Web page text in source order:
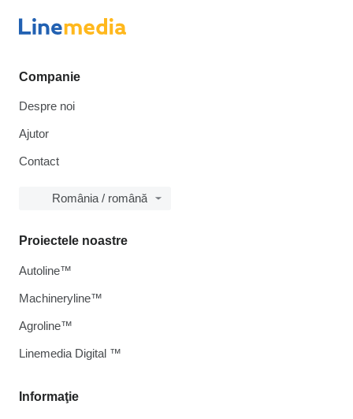
Companie
Despre noi
Ajutor
Contact
România / română
Informaţie
Proiectele noastre
Autoline™
Machineryline™
Agroline™
Linemedia Digital ™